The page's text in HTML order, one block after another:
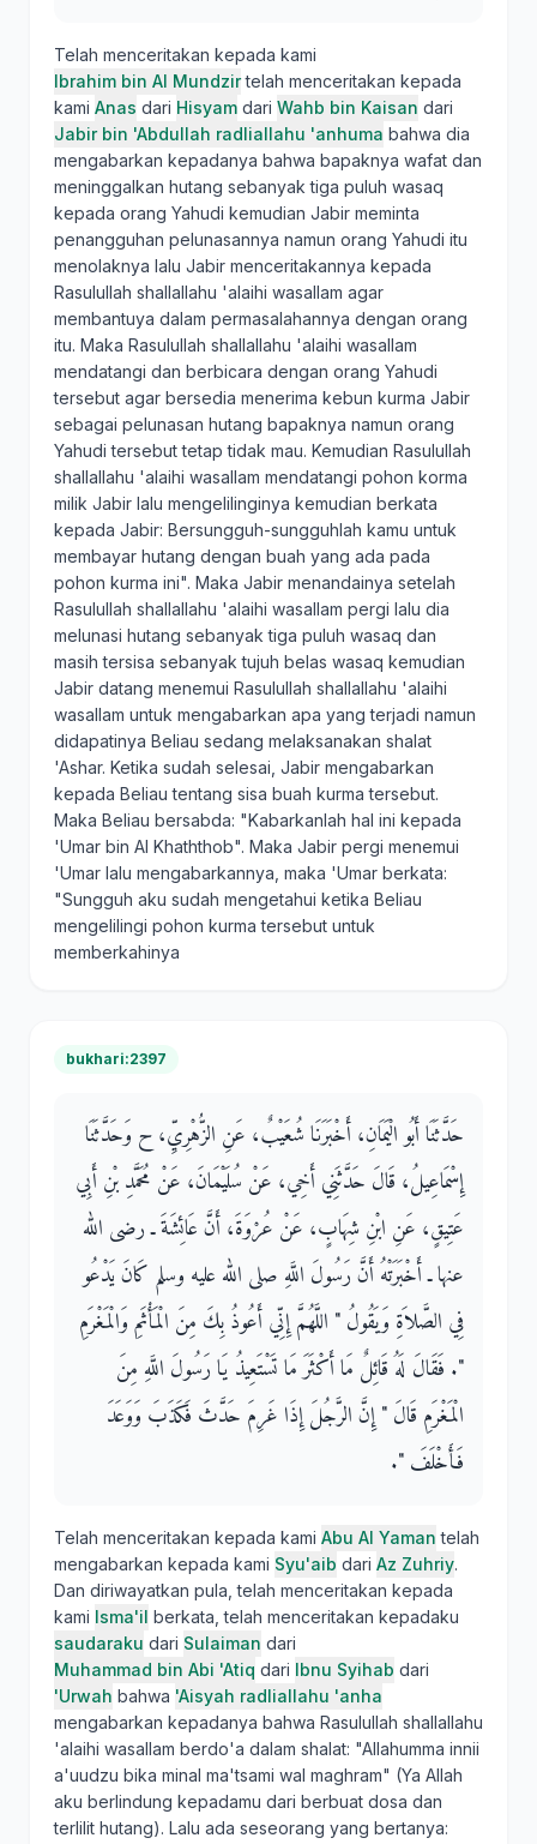
Telah menceritakan kepada kami
Ibrahim bin Al Mundzirtelah menceritakan kepada
kami Anas dari Hisyam dari Wahb bin Kaisan dari
Jabir bin 'Abdullah radliallahu 'anhuma bahwa dia
mengabarkan kepadanya bahwa bapaknya wafat dan
meninggalkan hutang sebanyak tiga puluh wasaq
kepada orang Yahudi kemudian Jabir meminta
penangguhan pelunasannya namun orang Yahudi itu
menolaknya lalu Jabir menceritakannya kepada
Rasulullah shallallahu 'alaihi wasallam agar
membantuya dalam permasalahannya dengan orang
itu. Maka Rasulullah shallallahu 'alaihi wasallam
mendatangi dan berbicara dengan orang Yahudi
tersebut agar bersedia menerima kebun kurma Jabir
sebagai pelunasan hutang bapaknya namun orang
Yahudi tersebut tetap tidak mau. Kemudian Rasulullah
shallallahu 'alaihi wasallam mendatangi pohon korma
milik Jabir lalu mengelilinginya kemudian berkata
kepada Jabir: Bersungguh-sungguhlah kamu untuk
membayar hutang dengan buah yang ada pada
pohon kurma ini". Maka Jabir menandainya setelah
Rasulullah shallallahu 'alaihi wasallam pergi lalu dia
melunasi hutang sebanyak tiga puluh wasaq dan
masih tersisa sebanyak tujuh belas wasaq kemudian
Jabir datang menemui Rasulullah shallallahu 'alaihi
wasallam untuk mengabarkan apa yang terjadi namun
didapatinya Beliau sedang melaksanakan shalat
'Ashar. Ketika sudah selesai, Jabir mengabarkan
kepada Beliau tentang sisa buah kurma tersebut.
Maka Beliau bersabda: "Kabarkanlah hal ini kepada
'Umar bin Al Khaththob". Maka Jabir pergi menemui
'Umar lalu mengabarkannya, maka 'Umar berkata:
"Sungguh aku sudah mengetahui ketika Beliau
mengelilingi pohon kurma tersebut untuk
memberkahinya
bukhari:2397
حَدَّثَنَا أَبُو الْيَمَانِ، أَخْبَرَنَا شُعَيْبٌ، عَنِ الزُّهْرِيِّ، ح وَحَدَّثَنَا
إِسْمَاعِيلُ، قَالَ حَدَّثَنِي أَخِي، عَنْ سُلَيْمَانَ، عَنْ مُحَمَّدِ بْنِ أَبِي
عَتِيقٍ، عَنِ ابْنِ شِهَابٍ، عَنْ عُرْوَةَ، أَنَّ عَائِشَةَ ـ رضى الله
عنها ـ أَخْبَرَتْهُ أَنَّ رَسُولَ اللَّهِ صلى الله عليه وسلم كَانَ يَدْعُو
فِي الصَّلاَةِ وَيَقُولُ ‏"‏ اللَّهُمَّ إِنِّي أَعُوذُ بِكَ مِنَ الْمَأْثَمِ وَالْمَغْرَمِ
‏"‏‏.‏ فَقَالَ لَهُ قَائِلٌ مَا أَكْثَرَ مَا تَسْتَعِيذُ يَا رَسُولَ اللَّهِ مِنَ
الْمَغْرَمِ قَالَ ‏"‏ إِنَّ الرَّجُلَ إِذَا غَرِمَ حَدَّثَ فَكَذَبَ وَوَعَدَ
فَأَخْلَفَ ‏"‏‏.‏
Telah menceritakan kepada kami Abu Al Yaman telah
mengabarkan kepada kami Syu'aib dari Az Zuhriy.
Dan diriwayatkan pula, telah menceritakan kepada
kami Isma'il berkata, telah menceritakan kepadaku
saudaraku dari Sulaiman dari
Muhammad bin Abi 'Atiq dari Ibnu Syihab dari
'Urwah bahwa 'Aisyah radliallahu 'anha
mengabarkan kepadanya bahwa Rasulullah shallallahu
'alaihi wasallam berdo'a dalam shalat: "Allahumma innii
a'uudzu bika minal ma'tsami wal maghram" (Ya Allah
aku berlindung kepadamu dari berbuat dosa dan
terlilit hutang). Lalu ada seseorang yang bertanya: